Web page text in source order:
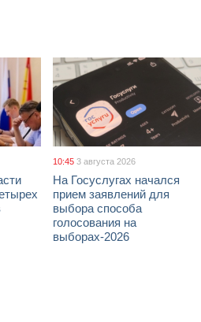
10:45 3 августа 2026
На Госуслугах начался
прием заявлений для
выбора способа
голосования на
выборах-2026